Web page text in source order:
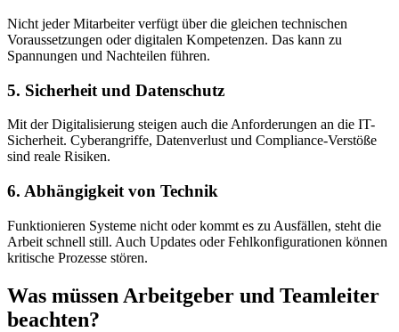
Nicht jeder Mitarbeiter verfügt über die gleichen technischen
Voraussetzungen oder digitalen Kompetenzen. Das kann zu
Spannungen und Nachteilen führen.
5. Sicherheit und Datenschutz
Mit der Digitalisierung steigen auch die Anforderungen an die IT-
Sicherheit. Cyberangriffe, Datenverlust und Compliance-Verstöße
sind reale Risiken.
6. Abhängigkeit von Technik
Funktionieren Systeme nicht oder kommt es zu Ausfällen, steht die
Arbeit schnell still. Auch Updates oder Fehlkonfigurationen können
kritische Prozesse stören.
Was müssen Arbeitgeber und Teamleiter
beachten?